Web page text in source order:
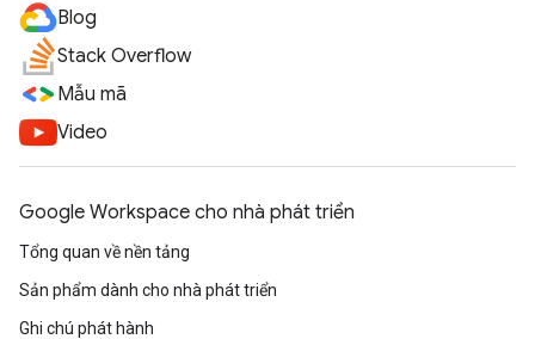
Blog
Stack Overflow
Mẫu mã
Video
Google Workspace cho nhà phát triển
Tổng quan về nền tảng
Sản phẩm dành cho nhà phát triển
Ghi chú phát hành